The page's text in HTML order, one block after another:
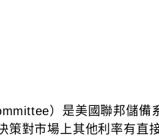
）是美國聯邦儲備
策對市場上其他利率有直